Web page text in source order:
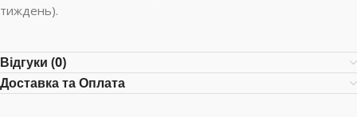
тиждень).
Відгуки (0)
Доставка та Оплата